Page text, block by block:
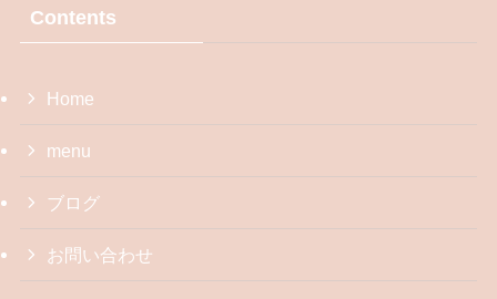
Contents
Home
menu
ブログ
お問い合わせ